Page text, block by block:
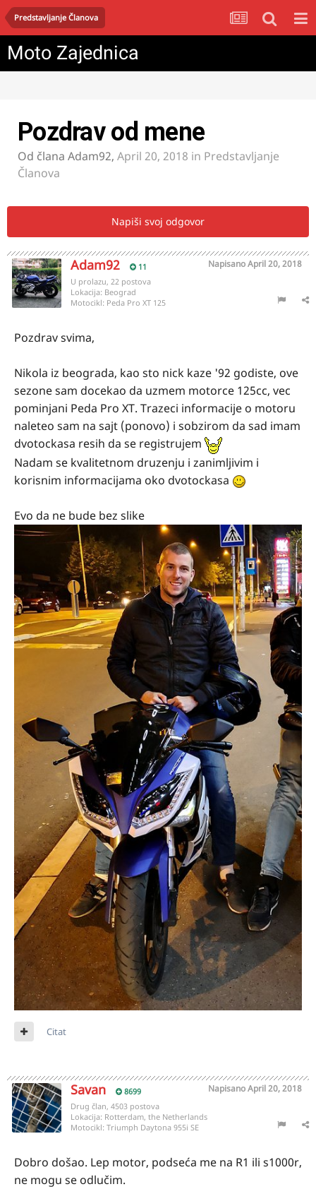
Predstavljanje Članova
Moto Zajednica
Pozdrav od mene
Od člana Adam92, April 20, 2018 in Predstavljanje
Članova
Napiši svoj odgovor
Adam92 11 NapisanoApril 20, 2018
U prolazu, 22 postova
Lokacija: Beograd
Motocikl: Peda Pro XT 125
Pozdrav svima,
Nikola iz beograda, kao sto nick kaze '92 godiste, ove
sezone sam docekao da uzmem motorce 125cc, vec
pominjani Peda Pro XT. Trazeci informacije o motoru
naleteo sam na sajt (ponovo) i sobzirom da sad imam
dvotockasa resih da se registrujem
Nadam se kvalitetnom druzenju i zanimljivim i
korisnim informacijama oko dvotockasa
Evo da ne bude bez slike
Citat
Savan 8699 NapisanoApril 20, 2018
Drug član, 4503 postova
Lokacija: Rotterdam, the Netherlands
Motocikl: Triumph Daytona 955i SE
Dobro došao. Lep motor, podseća me na R1 ili s1000r,
ne mogu se odlučim.